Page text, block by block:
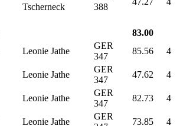
Tscherneck
388
83.00
Leonie Jathe
GER
347
85.56
4
Leonie Jathe
GER
347
47.62 4
Leonie Jathe
GER
347
82.73
4
Leonie Jathe
GER
73.85
4